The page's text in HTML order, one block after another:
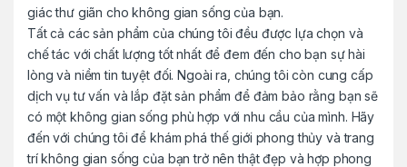
giác thư giãn cho không gian sống của bạn.
Tất cả các sản phẩm của chúng tôi đều được lựa chọn và
chế tác với chất lượng tốt nhất để đem đến cho bạn sự hài
lòng và niềm tin tuyệt đối. Ngoài ra, chúng tôi còn cung cấp
dịch vụ tư vấn và lắp đặt sản phẩm để đảm bảo rằng bạn sẽ
có một không gian sống phù hợp với nhu cầu của mình. Hãy
đến với chúng tôi để khám phá thế giới phong thủy và trang
trí không gian sống của bạn trở nên thật đẹp và hợp phong